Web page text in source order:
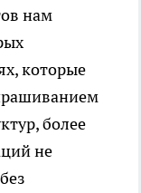
нам
которые
более
не